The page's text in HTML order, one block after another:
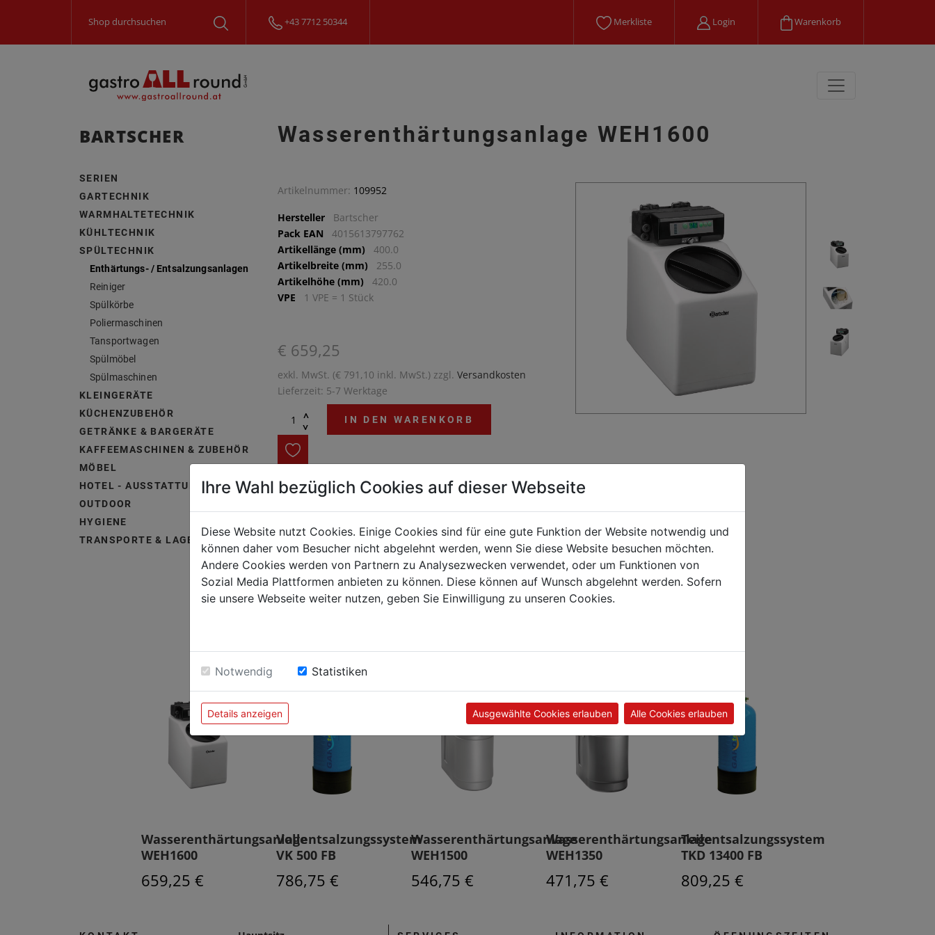
+43 7712 50344 Merkliste Login Warenkorb
BARTSCHER
SERIEN
GARTECHNIK
WARMHALTETECHNIK
KÜHLTECHNIK
SPÜLTECHNIK
Enthärtungs- / Entsalzungsanlagen
Reiniger
Spülkörbe
Poliermaschinen
Tansportwagen
Spülmöbel
Spülmaschinen
KLEINGERÄTE
KÜCHENZUBEHÖR
GETRÄNKE & BARGERÄTE
KAFFEEMASCHINEN & ZUBEHÖR
MÖBEL
HOTEL - AUSSTATTUNG &
OUTDOOR
HYGIENE
TRANSPORTE & LAGERUNG
Wasserenthärtungsanlage WEH1600
Artikelnummer: 109952
Hersteller
Bartscher
Pack EAN
4015613797762
Artikellänge (mm)
400.0
Artikelbreite (mm)
255.0
Artikelhöhe (mm)
420.0
VPE
1 VPE = 1 Stück
€ 659,25
exkl. MwSt. (€ 791,10 inkl. MwSt.) zzgl. Versandkosten
Lieferzeit: 5-7 Werktage
^
^
IN DEN WARENKORB
Die Wasserenthärtungsanlage bietet Schutz vor Verkalkung
Spülergebnisse durch weniger Kalkablagerungen auf dem
Spülgut. Dank des weicheren Wassers wird der Verbrauch
von Reinigungsmitteln minimiert.
Wasserenthärtungsanlage
WEH1600
659,25 €
Vollentsalzungssystem
VK 500 FB
786,75 €
Wasserenthärtungsanlage
WEH1500
546,75 €
Wasserenthärtungsanlage
WEH1350
471,75 €
Teilentsalzungssystem
TKD 13400 FB
809,25 €
Ihre Wahl bezüglich Cookies auf dieser Webseite
Diese Website nutzt Cookies. Einige Cookies sind für eine gute Funktion der Website notwendig und
können daher vom Besucher nicht abgelehnt werden, wenn Sie diese Website besuchen möchten.
Andere Cookies werden von Partnern zu Analysezwecken verwendet, oder um Funktionen von
Sozial Media Plattformen anbieten zu können. Diese können auf Wunsch abgelehnt werden. Sofern
sie unsere Webseite weiter nutzen, geben Sie Einwilligung zu unseren Cookies.
Notwendig Statistiken
Details anzeigen Ausgewählte Cookies erlauben Alle Cookies erlauben